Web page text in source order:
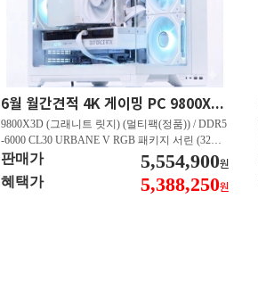
6월 월간견적 4K 게이밍 PC 9800X3D RTX 5080 GY512
9800X3D (그래니트 릿지) (멀티팩(정품)) / DDR5
-6000 CL30 URBANE V RGB 패키지 서린 (32GB
(16Gx2)) / B850M-PLUS WIFI7 W 대원씨티에스 /
지포스 RTX 5080 AERO OC SFF D7 16GB 제이
씨현 / EXCERIA 히트싱크 M.2 NVMe (2TB)
판매가 5,554,900원
혜택가 5,388,250원